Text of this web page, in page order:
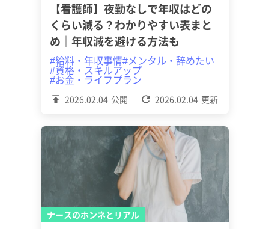
2026.02.04 公開 2026.02.04 更新
【看護師】夜勤なしで年収はどの
くらい減る？わかりやすい表まと
め｜年収減を避ける方法も
#給料・年収事情#メンタル・辞めたい
#資格・スキルアップ
#お金・ライフプラン
ナースのホンネとリアル